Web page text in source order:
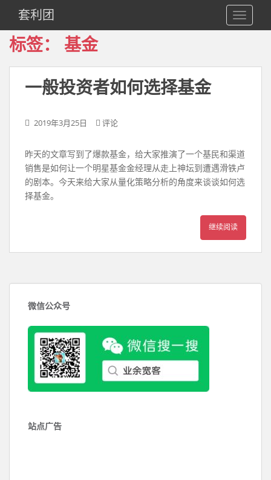
i
套利团
标签： 基金
一般投资者如何选择基金
2019年3月25日 评论
​​昨天的文章写到了爆款基金，给大家推演了一个基民和渠道
销售是如何让一个明星基金金经理从走上神坛到遭遇滑铁卢
的剧本。今天来给大家从量化策略分析的角度来谈谈如何选
择基金。
继续阅读
微信公众号
站点广告